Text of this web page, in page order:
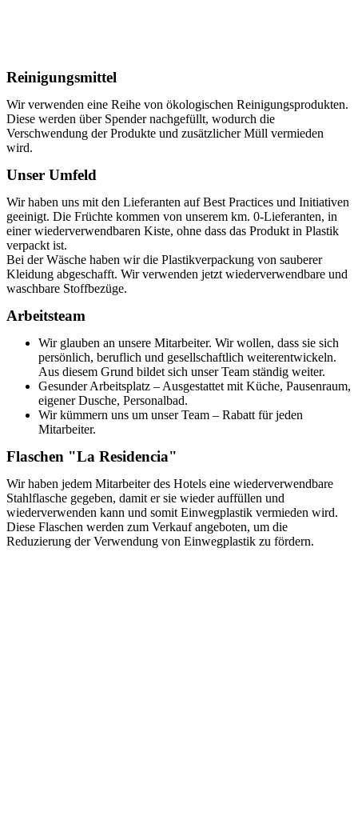
Reinigungsmittel
Wir verwenden eine Reihe von ökologischen Reinigungsprodukten.
Diese werden über Spender nachgefüllt, wodurch die
Verschwendung der Produkte und zusätzlicher Müll vermieden
wird.
Unser Umfeld
Wir haben uns mit den Lieferanten auf Best Practices und Initiativen
geeinigt. Die Früchte kommen von unserem km. 0-Lieferanten, in
einer wiederverwendbaren Kiste, ohne dass das Produkt in Plastik
verpackt ist.
Bei der Wäsche haben wir die Plastikverpackung von sauberer
Kleidung abgeschafft. Wir verwenden jetzt wiederverwendbare und
waschbare Stoffbezüge.
Arbeitsteam
Wir glauben an unsere Mitarbeiter. Wir wollen, dass sie sich
persönlich, beruflich und gesellschaftlich weiterentwickeln.
Aus diesem Grund bildet sich unser Team ständig weiter.
Gesunder Arbeitsplatz – Ausgestattet mit Küche, Pausenraum,
eigener Dusche, Personalbad.
Wir kümmern uns um unser Team – Rabatt für jeden
Mitarbeiter.
Flaschen "La Residencia"
Wir haben jedem Mitarbeiter des Hotels eine wiederverwendbare
Stahlflasche gegeben, damit er sie wieder auffüllen und
wiederverwenden kann und somit Einwegplastik vermieden wird.
Diese Flaschen werden zum Verkauf angeboten, um die
Reduzierung der Verwendung von Einwegplastik zu fördern.